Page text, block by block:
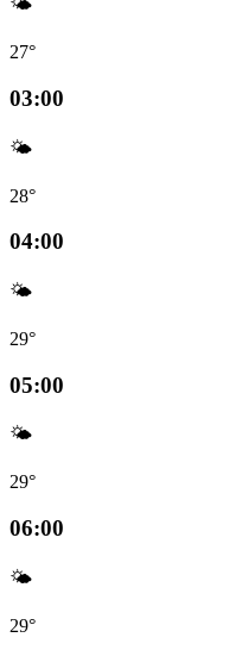
🌤️
27°
03:00
🌤️
28°
04:00
🌤️
29°
05:00
🌤️
29°
06:00
🌤️
29°